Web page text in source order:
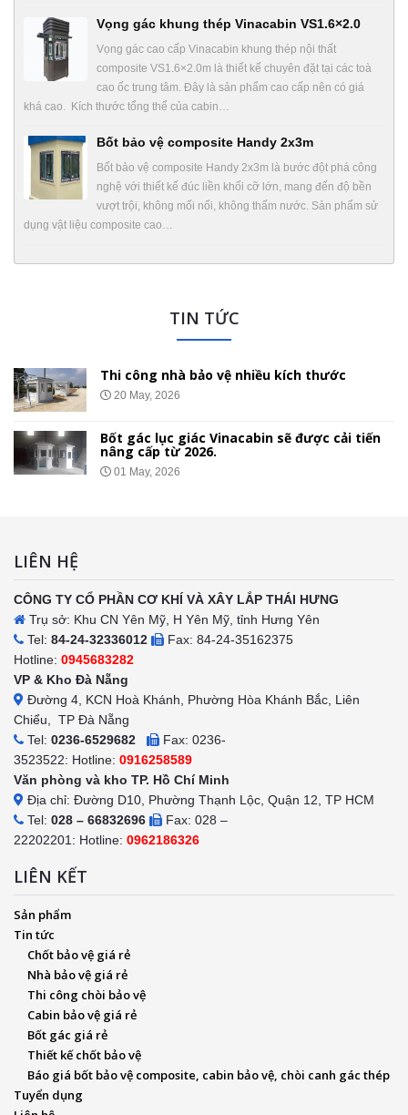
Vọng gác khung thép Vinacabin VS1.6×2.0
Vọng gác cao cấp Vinacabin khung thép nội thất
composite VS1.6×2.0m là thiết kế chuyên đặt tại các toà
cao ốc trung tâm. Đây là sản phẩm cao cấp nên có giá
khá cao. Kích thước tổng thể của cabin…
Bốt bảo vệ composite Handy 2x3m
Bốt bảo vệ composite Handy 2x3m là bước đột phá công
nghệ với thiết kế đúc liền khối cỡ lớn, mang đến độ bền
vượt trội, không mối nối, không thấm nước. Sản phẩm sử
dụng vật liệu composite cao…
TIN TỨC
Thi công nhà bảo vệ nhiều kích thước
20 May, 2026
Bốt gác lục giác Vinacabin sẽ được cải tiến
nâng cấp từ 2026.
01 May, 2026
LIÊN HỆ
CÔNG TY CỔ PHẦN CƠ KHÍ VÀ XÂY LẮP THÁI HƯNG
Trụ sở: Khu CN Yên Mỹ, H Yên Mỹ, tỉnh Hưng Yên
Tel: 84-24-32336012
Fax: 84-24-35162375
Hotline: 0945683282
VP & Kho Đà Nẵng
Đường 4, KCN Hoà Khánh, Phường Hòa Khánh Bắc, Liên
Chiểu, TP Đà Nẵng
Tel: 0236-6529682
Fax: 0236-
3523522: Hotline: 0916258589
Văn phòng và kho TP. Hồ Chí Minh
Địa chỉ: Đường D10, Phường Thạnh Lộc, Quận 12, TP HCM
Tel: 028 – 66832696
Fax: 028 –
22202201: Hotline: 0962186326
LIÊN KẾT
Sản phẩm
Tin tức
Chốt bảo vệ giá rẻ
Nhà bảo vệ giá rẻ
Thi công chòi bảo vệ
Cabin bảo vệ giá rẻ
Bốt gác giá rẻ
Thiết kế chốt bảo vệ
Báo giá bốt bảo vệ composite, cabin bảo vệ, chòi canh gác thép
Tuyển dụng